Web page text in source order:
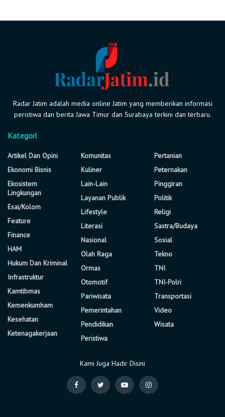
Radar Jatim adalah media online Jatim yang memberikan informasi
peristiwa dan berita Jawa Timur dan Surabaya terkini dan terbaru.
Kategori
Artikel Dan Opini
Ekonomi Bisnis
Ekosistem
Lingkungan
Esai/Kolom
Feature
Finance
HAM
Hukum Dan Kriminal
Infrastruktur
Kamtibmas
Kemenkumham
Kesehatan
Ketenagakerjaan
Komunitas
Kuliner
Lain-Lain
Layanan Publik
Lifestyle
Literasi
Nasional
Olah Raga
Ormas
Otomotif
Pariwisata
Pemerintahan
Pendidikan
Peristiwa
Pertanian
Peternakan
Pinggiran
Politik
Religi
Sastra/Budaya
Sosial
Tekno
TNI
TNI-Polri
Transportasi
Video
Wisata
Kami Juga Hadir Disini